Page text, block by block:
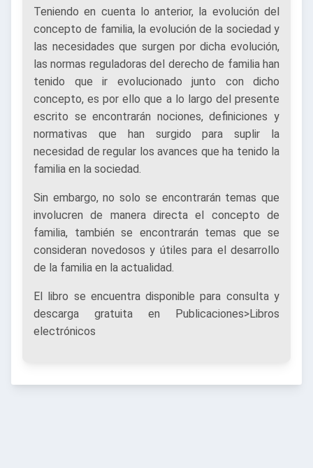
Teniendo en cuenta lo anterior, la evolución del
concepto de familia, la evolución de la sociedad y
las necesidades que surgen por dicha evolución,
las normas reguladoras del derecho de familia han
tenido que ir evolucionado junto con dicho
concepto, es por ello que a lo largo del presente
escrito se encontrarán nociones, definiciones y
normativas que han surgido para suplir la
necesidad de regular los avances que ha tenido la
familia en la sociedad.
Sin embargo, no solo se encontrarán temas que
involucren de manera directa el concepto de
familia, también se encontrarán temas que se
consideran novedosos y útiles para el desarrollo
de la familia en la actualidad.
El libro se encuentra disponible para consulta y
descarga gratuita en Publicaciones>Libros
electrónicos